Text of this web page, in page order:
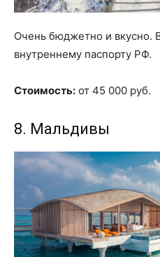
Очень бюджетно и вкусно.
внутреннему паспорту РФ.
Стоимость: от 45 000 руб.
8. Мальдивы